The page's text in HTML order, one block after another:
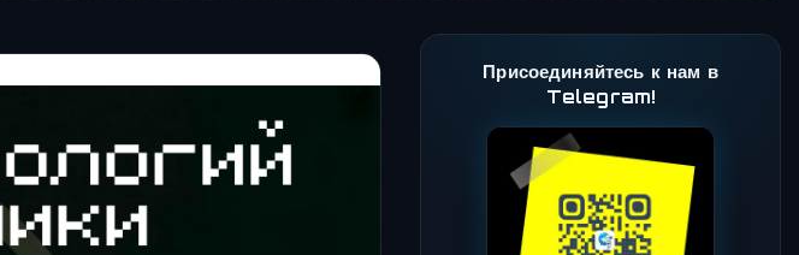
Присоединяйтесь к нам в
Telegram!